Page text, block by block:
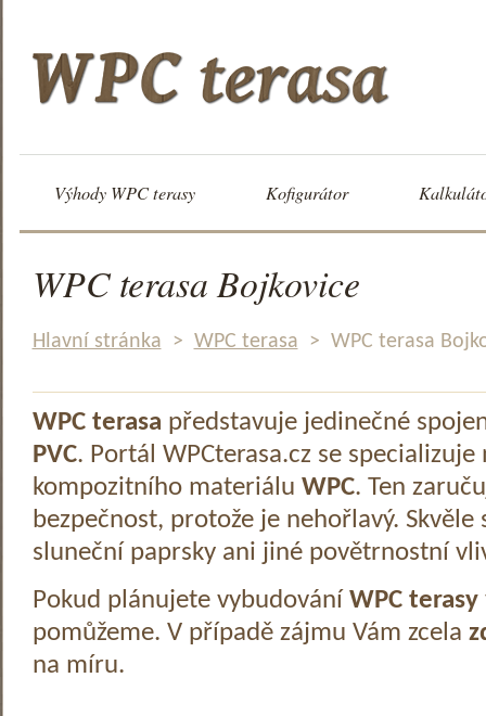
Výhody WPC terasy Kofigurátor
WPC terasa Bojkovice
Hlavní stránka > WPC terasa > WPC terasa
WPC terasa představuje jedinečné
PVC. Portál WPCterasa.cz se specializuje
kompozitního materiálu WPC. Ten
bezpečnost, protože je nehořlavý.
sluneční paprsky ani jiné povětrnostní
Pokud plánujete vybudování WPC terasy
pomůžeme. V případě zájmu Vám zcela
na míru.